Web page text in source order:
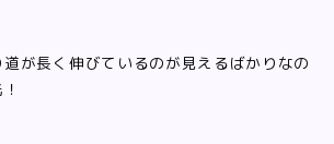
が長く伸びているのが見えるばかりなの